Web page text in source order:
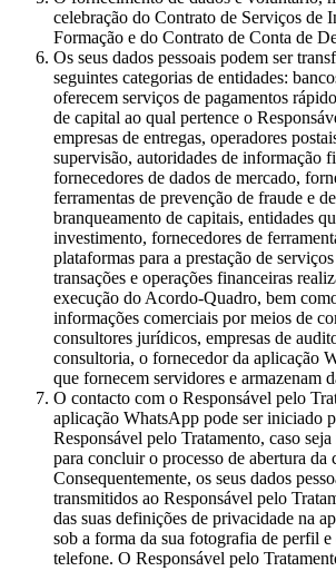
celebração do Contrato de Serviços de
Formação e do Contrato de Conta de
Os seus dados pessoais podem ser
seguintes categorias de entidades:
oferecem serviços de pagamentos
de capital ao qual pertence o
empresas de entregas, operadores
supervisão, autoridades de informação
fornecedores de dados de mercado,
ferramentas de prevenção de fraude e
branqueamento de capitais, entidades
investimento, fornecedores de
plataformas para a prestação de
transações e operações financeiras
execução do Acordo-Quadro, bem
informações comerciais por meios de
consultores jurídicos, empresas de
consultoria, o fornecedor da aplicação
que fornecem servidores e armazenam
O contacto com o Responsável pelo
aplicação WhatsApp pode ser iniciado
Responsável pelo Tratamento, caso
para concluir o processo de abertura da
Consequentemente, os seus dados
transmitidos ao Responsável pelo
das suas definições de privacidade na
sob a forma da sua fotografia de perfil
telefone. O Responsável pelo